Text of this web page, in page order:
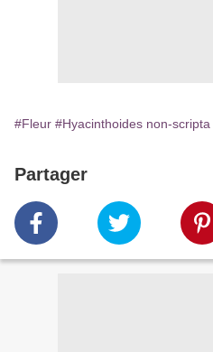
#Fleur #Hyacinthoides non-scripta
Partager